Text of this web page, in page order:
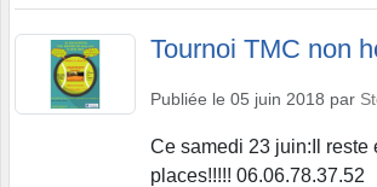
Tournoi TMC non
Publiée le 05 juin 2018 par
Ce samedi 23 juin:Il reste
places!!!!! 06.06.78.37.52